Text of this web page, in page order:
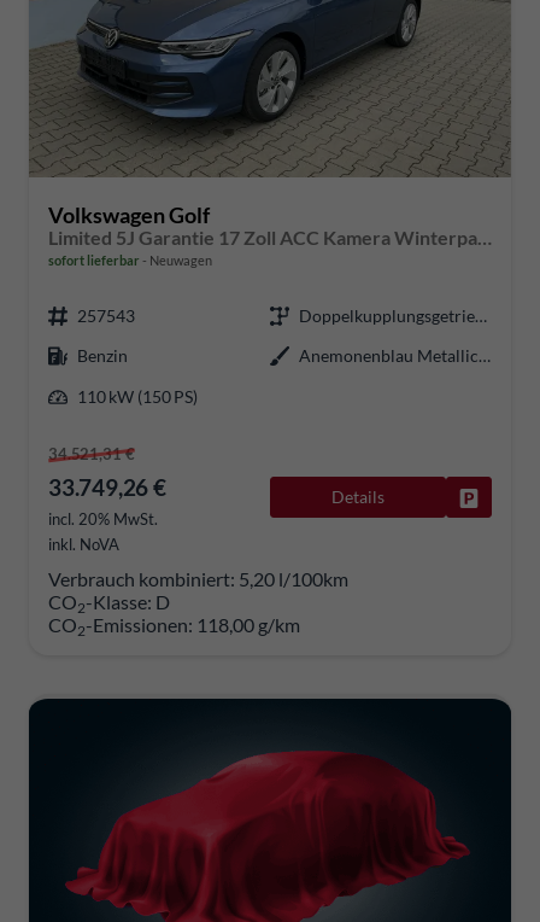
Volkswagen Golf
Limited 5J Garantie 17 Zoll ACC Kamera Winterpaket
sofort lieferbar Neuwagen
257543
Doppelkupplungsgetriebe (DSG)
Benzin
Anemonenblau Metallic 5R5R
110 kW (150 PS)
34.521,31 €
33.749,26 €
incl. 20% MwSt.
inkl. NoVA
Details
Verbrauch kombiniert: 5,20 l/100km
CO2-Klasse: D
CO2-Emissionen: 118,00 g/km